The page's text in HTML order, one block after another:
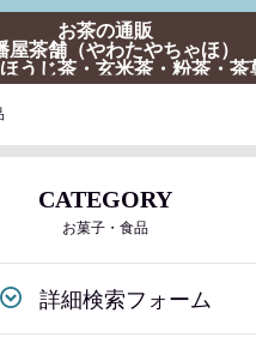
お茶の通販
屋茶舗（やわたやちゃほ）
うじ茶・玄米茶・粉茶・茶
子・ギフトの通販
CATEGORY
お菓子・食品
詳細検索フォーム